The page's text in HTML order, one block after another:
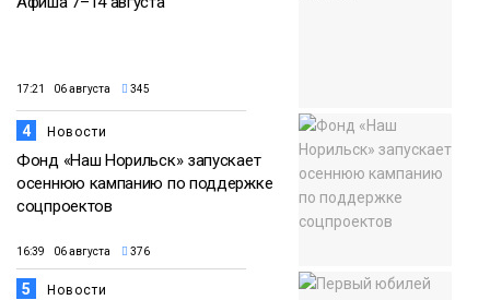
17:21 06 августа 345
4 Новости
Фонд «Наш Норильск» запускает
осеннюю кампанию по поддержке
соцпроектов
16:39 06 августа 376
5 Новости